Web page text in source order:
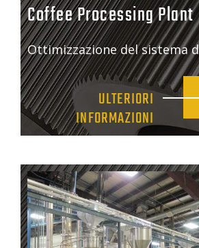
Coffee Processing Plant
Ottimizzazione del sistema
ULTERIORI
INFORMAZIONI